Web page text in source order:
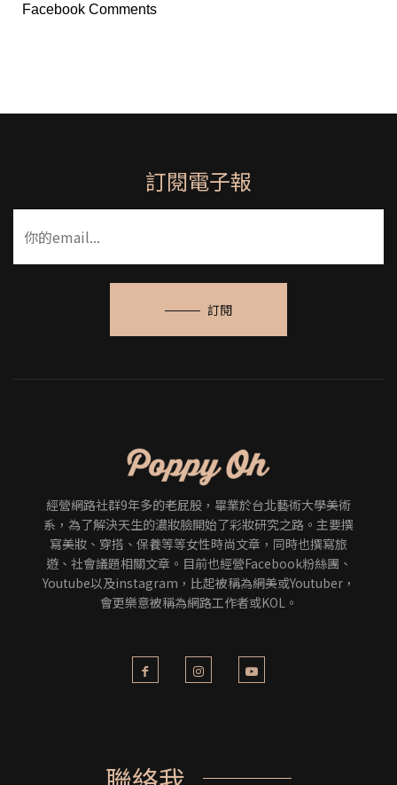
Facebook Comments
訂閱電子報
訂閱
經營網路社群9年多的老屁股，畢業於台北藝術大學美術
系，為了解決天生的濃妝臉開始了彩妝研究之路。主要撰
寫美妝、穿搭、保養等等女性時尚文章，同時也撰寫旅
遊、社會議題相關文章。目前也經營Facebook粉絲團、
Youtube以及instagram，比起被稱為網美或Youtuber，
會更樂意被稱為網路工作者或KOL。